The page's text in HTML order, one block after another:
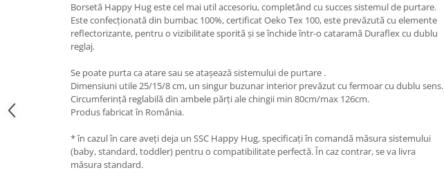
Borsetă Happy Hug este cel mai util accesoriu, completând cu succes sistemul de purtare.
Este confecționată din bumbac 100%, certificat Oeko Tex 100, este prevăzută cu elemente
reflectorizante, pentru o vizibilitate sporită și se închide într-o cataramă Duraflex cu dublu
reglaj.
Se poate purta ca atare sau se atașează sistemului de purtare .
Dimensiuni utile 25/15/8 cm, un singur buzunar interior prevăzut cu fermoar cu dublu sens.
Circumferință reglabilă din ambele părți ale chingii min 80cm/max 126cm.
Produs fabricat în România.
* în cazul în care aveți deja un SSC Happy Hug, specificați în comandă măsura sistemului
(baby, standard, toddler) pentru o compatibilitate perfectă. În caz contrar, se va livra
măsura standard.